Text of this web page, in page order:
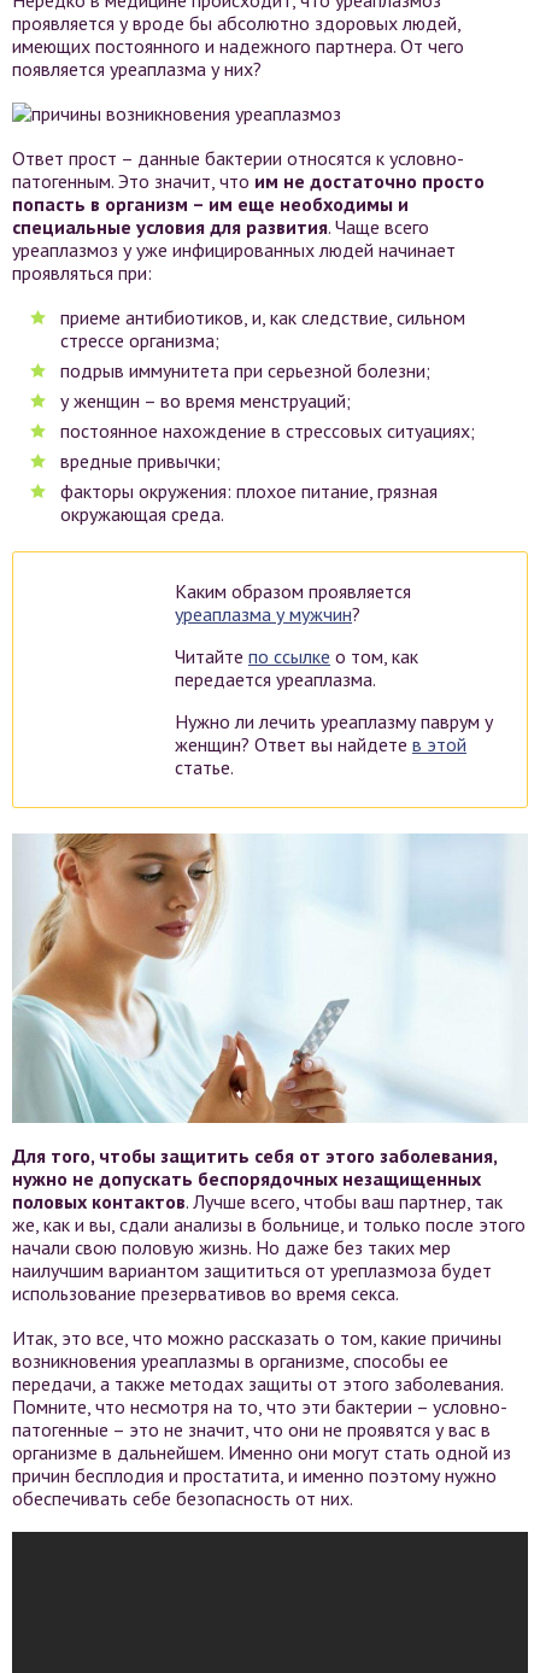
проявляется у вроде бы абсолютно здоровых людей,
имеющих постоянного и надежного партнера. От чего
появляется уреаплазма у них?
Ответ прост – данные бактерии относятся к условно-
патогенным. Это значит, что им не достаточно просто
попасть в организм – им еще необходимы и
специальные условия для развития. Чаще всего
уреаплазмоз у уже инфицированных людей начинает
проявляться при:
приеме антибиотиков, и, как следствие, сильном
стрессе организма;
подрыв иммунитета при серьезной болезни;
у женщин – во время менструаций;
постоянное нахождение в стрессовых ситуациях;
вредные привычки;
факторы окружения: плохое питание, грязная
окружающая среда.
Каким образом проявляется
уреаплазма у мужчин?
Читайте по ссылке о том, как
передается уреаплазма.
Нужно ли лечить уреаплазму паврум у
женщин? Ответ вы найдете в этой
статье.
Для того, чтобы защитить себя от этого заболевания,
нужно не допускать беспорядочных незащищенных
половых контактов. Лучше всего, чтобы ваш партнер, так
же, как и вы, сдали анализы в больнице, и только после этого
начали свою половую жизнь. Но даже без таких мер
наилучшим вариантом защититься от уреплазмоза будет
использование презервативов во время секса.
Итак, это все, что можно рассказать о том, какие причины
возникновения уреаплазмы в организме, способы ее
передачи, а также методах защиты от этого заболевания.
Помните, что несмотря на то, что эти бактерии – условно-
патогенные – это не значит, что они не проявятся у вас в
организме в дальнейшем. Именно они могут стать одной из
причин бесплодия и простатита, и именно поэтому нужно
обеспечивать себе безопасность от них.